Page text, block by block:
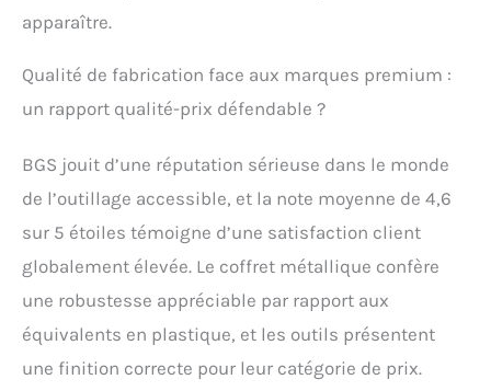
apparaître.
Qualité de fabrication face aux marques premium :
un rapport qualité-prix défendable ?
BGS jouit d’une réputation sérieuse dans le monde
de l’outillage accessible, et la note moyenne de 4,6
sur 5 étoiles témoigne d’une satisfaction client
globalement élevée. Le coffret métallique confère
une robustesse appréciable par rapport aux
équivalents en plastique, et les outils présentent
une finition correcte pour leur catégorie de prix.